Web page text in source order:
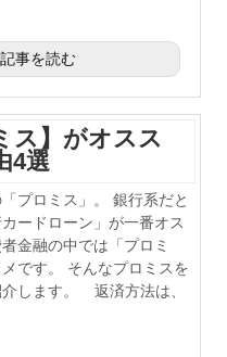
記事を読む
ス】がオスス
4選
プロミス」。 銀行系だと
カードローン」が一番オス
金融の中では「プロミ
です。 そんなプロミスを
します。 返済方法は、